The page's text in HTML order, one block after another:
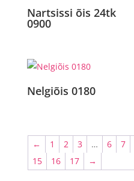
Nartsissi õis 24tk
0900
Nelgiõis 0180
← 1 2 3 … 6 7
15
16 17 →